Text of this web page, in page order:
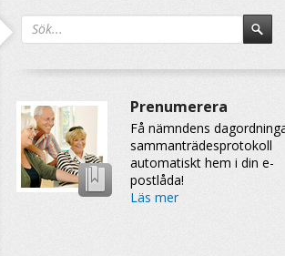
Prenumerera
Få nämndens
sammanträdesprotokoll
automatiskt hem i din e-
postlåda!
Läs mer